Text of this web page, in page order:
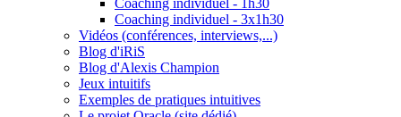
Coaching individuel - 1h30
Coaching individuel - 3x1h30
Vidéos (conférences, interviews,...)
Blog d'iRiS
Blog d'Alexis Champion
Jeux intuitifs
Exemples de pratiques intuitives